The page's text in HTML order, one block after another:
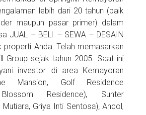
lebih dari 20 tahun (baik
maupun pasar primer) dalam
JUAL – BELI – SEWA – DESAIN
properti Anda. Telah memasarkan
Group sejak tahun 2005. Saat ini
investor di area Kemayoran
Mansion, Golf Residence
Residence), Sunter
Mutiara, Griya Inti Sentosa), Ancol,